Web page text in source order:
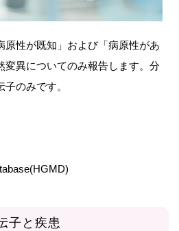
原性が既知」および「病原性があ
変異についてのみ報告します。分
のみです。
子と疾患